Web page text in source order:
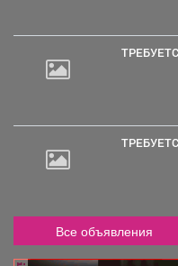
Все объявления